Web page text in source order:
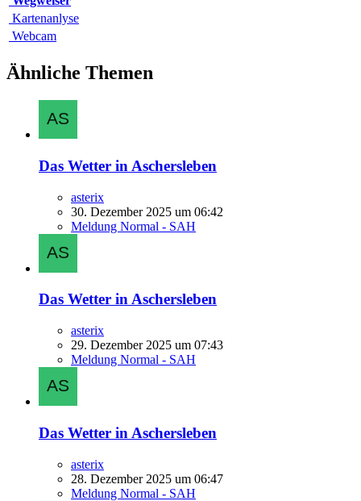
Kartenanlyse
Webcam
Ähnliche Themen
Das Wetter in Aschersleben
asterix
30. Dezember 2025 um 06:42
Meldung Normal - SAH
Das Wetter in Aschersleben
asterix
29. Dezember 2025 um 07:43
Meldung Normal - SAH
Das Wetter in Aschersleben
asterix
28. Dezember 2025 um 06:47
Meldung Normal - SAH